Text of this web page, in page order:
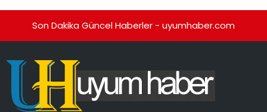
Son Dakika Güncel Haberler - uyumhaber.com